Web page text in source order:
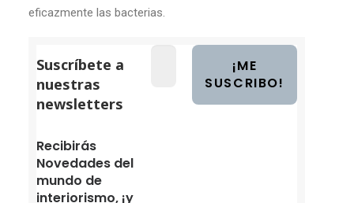
eficazmente las bacterias.
Suscríbete a
nuestras
newsletters
Recibirás
Novedades del
mundo de
interiorismo, ¡y